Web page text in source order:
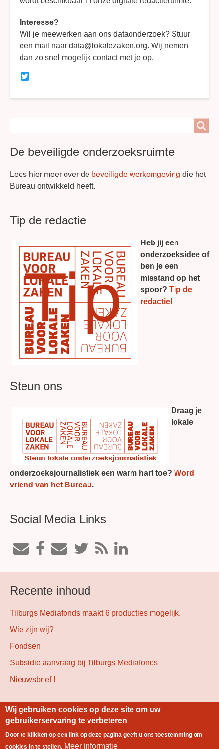
Interesse?
Wil je meewerken aan ons dataonderzoek? Stuur
een mail naar data@lokalezaken.org. Wij nemen
dan zo snel mogelijk contact met je op.
De beveiligde onderzoeksruimte
Lees hier meer over de beveiligde werkomgeving die het
Bureau ontwikkeld heeft.
Tip de redactie
Heb jij een
onderzoeksidee of
ben je een
misstand op het
spoor? Tip de
redactie!
Steun ons
Draag je
lokale
onderzoeksjournalistiek een warm hart toe? Word
vriend van het Bureau.
Social Media Links
Recente inhoud
Tilburgs Mediafonds maakt 6 producties mogelijk.
Wie zijn wij?
Fondsen
Subsidie aanvraag bij Tilburgs Mediafonds
Nieuwsbrief !
Gebouwd metDrupal
Footer
Wij gebruiken cookies op deze site om uw
gebruikerservaring te verbeteren
Door te klikken op een link op deze pagina geeft u ons toestemming om
cookies in te stellen. Meer informatie